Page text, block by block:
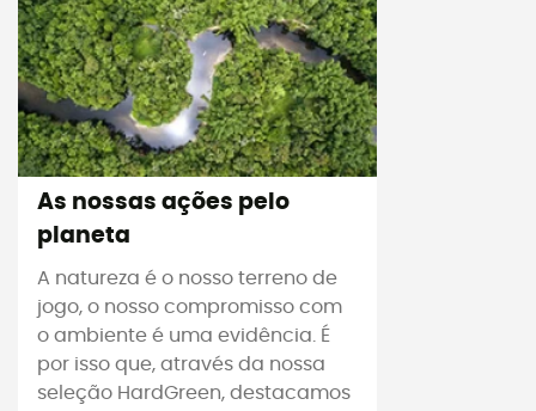
As nossas ações pelo
planeta
A natureza é o nosso terreno de
jogo, o nosso compromisso com
o ambiente é uma evidência. É
por isso que, através da nossa
seleção HardGreen, destacamos